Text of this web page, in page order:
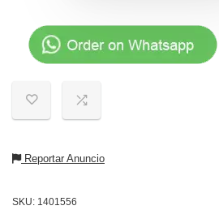
Reportar Anuncio
SKU: 1401556